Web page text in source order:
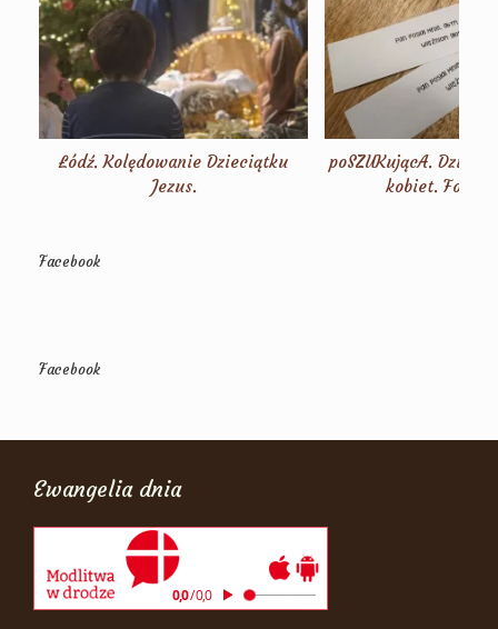
Łódź. Kolędowanie Dzieciątku
Jezus.
poSZUKującA. Dzień
kobiet.
Facebook
Facebook
Ewangelia dnia